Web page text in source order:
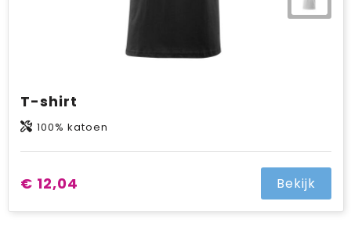
T-shirt
100% katoen
€ 12,04 Bekijk